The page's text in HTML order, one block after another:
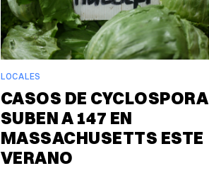
LOCALES
CASOS DE CYCLOSPORA
SUBEN A 147 EN
MASSACHUSETTS ESTE
VERANO